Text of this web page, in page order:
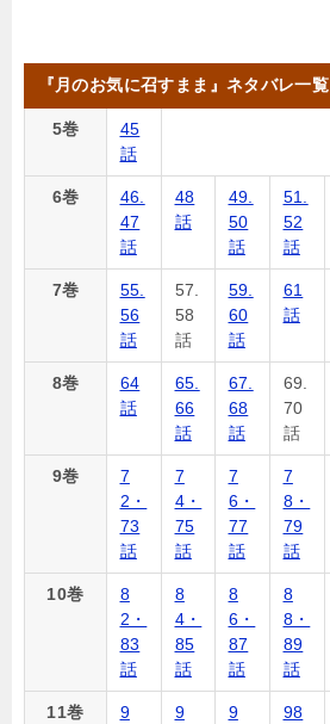
『月のお気に召すまま』ネタバレ一覧
5巻
45
話
6巻
46.
47
話
48
話
49.
50
話
51.
52
話
7巻
55.
56
話
57.
58
話
59.
60
話
61
話
8巻
64
話
65.
66
話
67.
68
話
69.
70
話
9巻
7
2・
73
話
7
4・
75
話
7
6・
77
話
7
8・
79
話
10巻
8
2・
83
話
8
4・
85
話
8
6・
87
話
8
8・
89
話
11巻
9
9
9
98